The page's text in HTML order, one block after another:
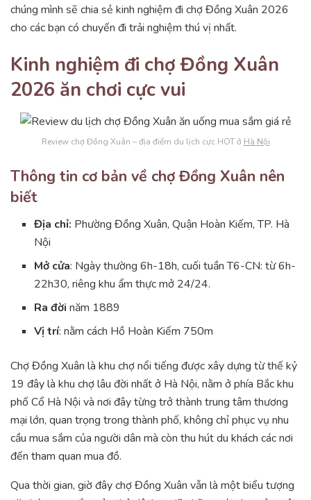
chúng mình sẽ chia sẻ kinh nghiệm đi chợ Đồng Xuân 2026
cho các bạn có chuyến đi trải nghiệm thú vị nhất.
Kinh nghiệm đi chợ Đồng Xuân
2026 ăn chơi cực vui
Review chợ Đồng Xuân – địa điểm du lịch cực HOT ở Hà Nội
Thông tin cơ bản về chợ Đồng Xuân nên
biết
Địa chỉ: Phường Đồng Xuân, Quận Hoàn Kiếm, TP. Hà
Nội
Mở cửa: Ngày thường 6h-18h, cuối tuần T6-CN: từ 6h-
22h30, riêng khu ẩm thực mở 24/24.
Ra đờinăm 1889
Vị trí: nằm cách Hồ Hoàn Kiếm 750m
Chợ Đồng Xuân là khu chợ nổi tiếng được xây dựng từ thế kỷ
19 đây là khu chợ lâu đời nhất ở Hà Nội, nằm ở phía Bắc khu
phố Cổ Hà Nội và nơi đây từng trở thành trung tâm thương
mại lớn, quan trọng trong thành phố, không chỉ phục vụ nhu
cầu mua sắm của người dân mà còn thu hút du khách các nơi
đến tham quan mua đồ.
Qua thời gian, giờ đây chợ Đồng Xuân vẫn là một biểu tượng